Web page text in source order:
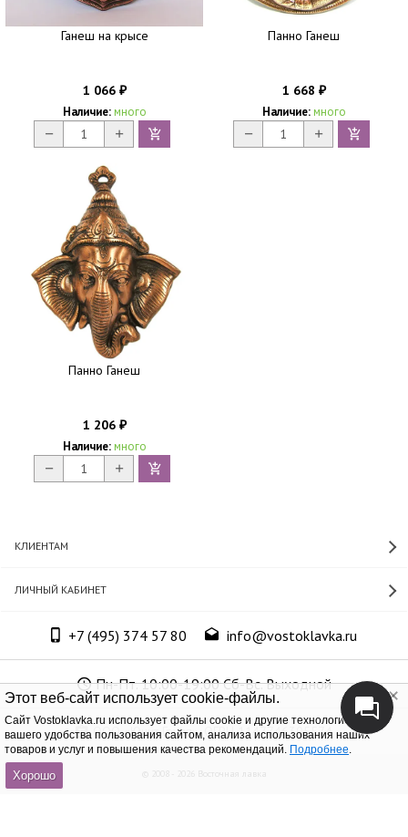
Этот веб-сайт использует cookie-файлы.
Cайт Vostoklavka.ru использует файлы cookie и другие технологии для
вашего удобства пользования сайтом, анализа использования наших
товаров и услуг и повышения качества рекомендаций. Подробнее.
Хорошо
Ганеш на крысе
1 066 ₽
Наличие: много
Панно Ганеш
1 668 ₽
Наличие: много
Панно Ганеш
1 206 ₽
Наличие: много
КЛИЕНТАМ
ЛИЧНЫЙ КАБИНЕТ
+7 (495) 374 57 80 info@vostoklavka.ru
Пн-Пт. 10:00-19:00 Сб-Вс. Выходной
ООО «Юнит Групп», ОГРН 1147746305574